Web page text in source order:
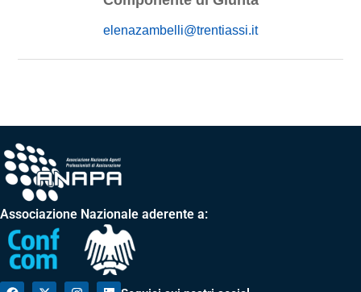
elenazambelli@trentiassi.it
Associazione Nazionale aderente a: